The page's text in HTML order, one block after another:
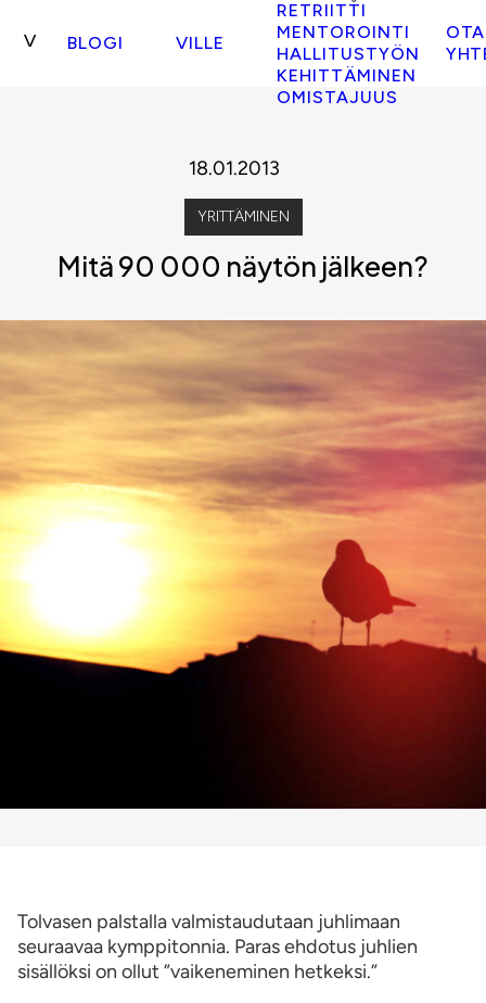
BLOGI VILLE
RETRIITTI
MENTOROINTI
HALLITUSTYÖN
KEHITTÄMINEN
OMISTAJUUS
OTA
18.01.2013
YRITTÄMINEN
Mitä 90 000 näytön jälkeen?
Tolvasen palstalla valmistaudutaan juhlimaan
seuraavaa kymppitonnia. Paras ehdotus juhlien
sisällöksi on ollut ”vaikeneminen hetkeksi.”